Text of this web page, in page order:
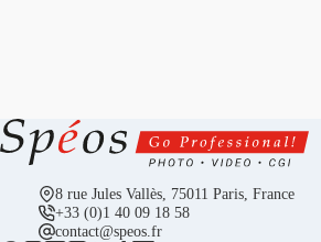
8 rue Jules Vallès, 75011 Paris, France
+33 (0)1 40 09 18 58
contact@speos.fr